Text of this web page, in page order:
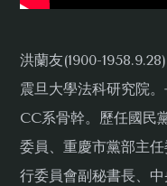
洪蘭友(1900-
震旦大學法科研究院
CC系骨幹。歷任國民
委員、重慶市黨部主
行委員會副秘書長、